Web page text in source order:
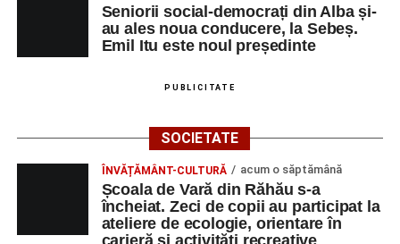
Seniorii social-democrați din Alba și-
au ales noua conducere, la Sebeș.
Emil Itu este noul președinte
PUBLICITATE
SOCIETATE
ÎNVĂȚĂMÂNT-CULTURĂ acum o săptămână
Școala de Vară din Răhău s-a
încheiat. Zeci de copii au participat la
ateliere de ecologie, orientare în
carieră și activități recreative